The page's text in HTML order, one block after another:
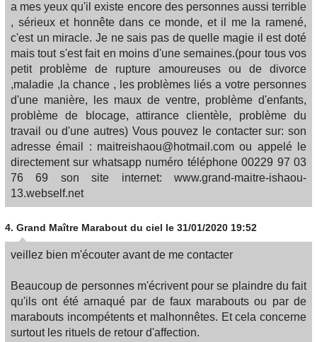
a mes yeux qu'il existe encore des personnes aussi terrible
, sérieux et honnête dans ce monde, et il me la ramené,
c'est un miracle. Je ne sais pas de quelle magie il est doté
mais tout s'est fait en moins d'une semaines.(pour tous vos
petit problème de rupture amoureuses ou de divorce
,maladie ,la chance , les problèmes liés a votre personnes
d'une manière, les maux de ventre, problème d'enfants,
problème de blocage, attirance clientèle, problème du
travail ou d'une autres) Vous pouvez le contacter sur: son
adresse émail : maitreishaou@hotmail.com ou appelé le
directement sur whatsapp numéro téléphone 00229 97 03
76 69 son site internet: www.grand-maitre-ishaou-
13.webself.net
4. Grand Maître Marabout du ciel le 31/01/2020 19:52
veillez bien m'écouter avant de me contacter
Beaucoup de personnes m'écrivent pour se plaindre du fait
qu'ils ont été arnaqué par de faux marabouts ou par de
marabouts incompétents et malhonnêtes. Et cela concerne
surtout les rituels de retour d'affection.